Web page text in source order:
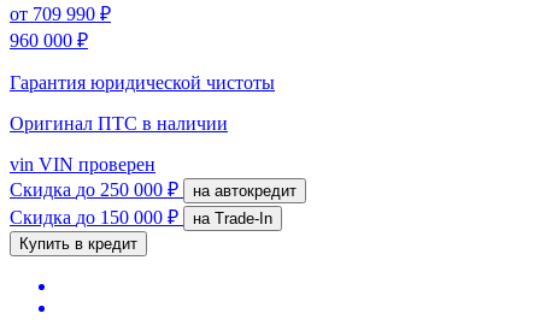
от 709 990 ₽
960 000 ₽
Гарантия юридической чистоты
Оригинал ПТС в наличии
vin VIN проверен
Скидка до 250 000 ₽ на автокредит
Скидка до 150 000 ₽
на Trade-In
Купить в кредит